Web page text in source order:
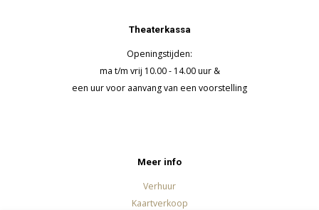
Theaterkassa
Openingstijden:
ma t/m vrij 10.00 - 14.00 uur &
een uur voor aanvang van een voorstelling
Meer info
Verhuur
Kaartverkoop